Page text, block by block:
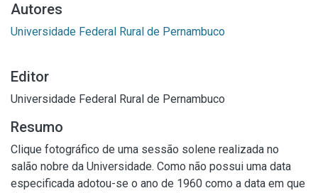
Autores
Universidade Federal Rural de Pernambuco
Editor
Universidade Federal Rural de Pernambuco
Resumo
Clique fotográfico de uma sessão solene realizada no
salão nobre da Universidade. Como não possui uma data
especificada adotou-se o ano de 1960 como a data em que